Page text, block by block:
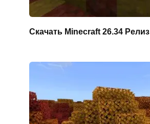
Скачать Minecraft 26.34 Релиз